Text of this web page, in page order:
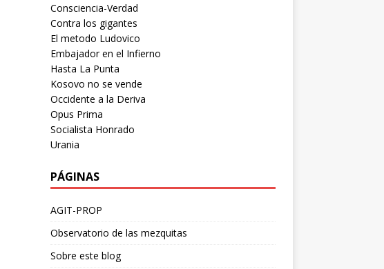
Consciencia-Verdad
Contra los gigantes
El metodo Ludovico
Embajador en el Infierno
Hasta La Punta
Kosovo no se vende
Occidente a la Deriva
Opus Prima
Socialista Honrado
Urania
PÁGINAS
AGIT-PROP
Observatorio de las mezquitas
Sobre este blog